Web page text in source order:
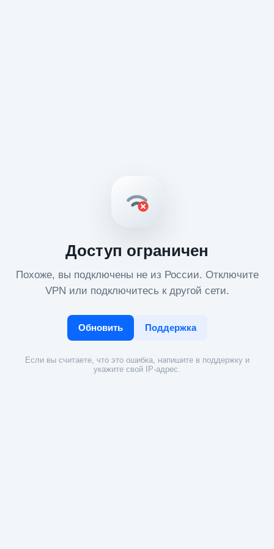
Доступ ограничен
Похоже, вы подключены не из России. Отключите
VPN или подключитесь к другой сети.
Обновить Поддержка
Если вы считаете, что это ошибка, напишите в поддержку и
укажите свой IP-адрес.